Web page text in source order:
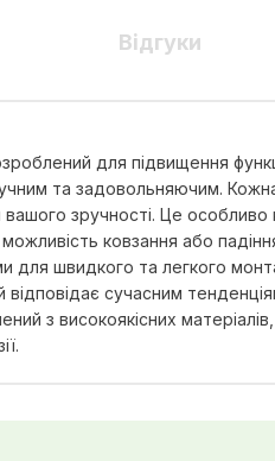
Відгуки
для підвищення
та задовольняючим.
зручності. Це особливо
ковзання або
для швидкого та легкого
сучасним
з високоякісних